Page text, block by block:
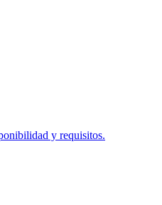
y requisitos.